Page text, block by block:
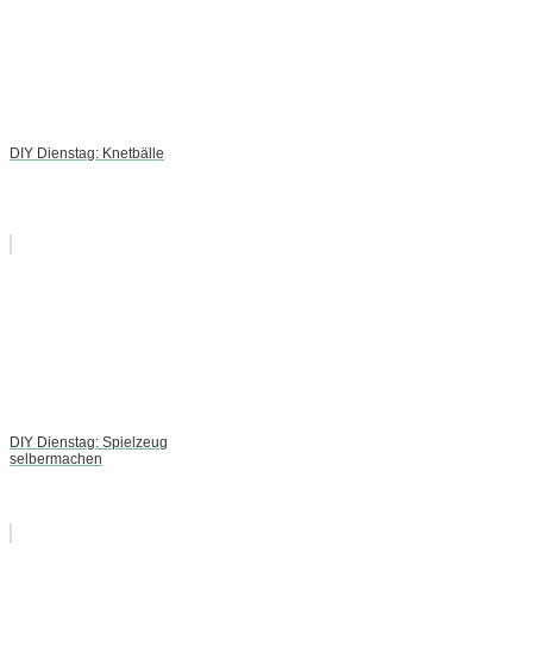
DIY Dienstag: Knetbälle
DIY Dienstag: Spielzeug
selbermachen